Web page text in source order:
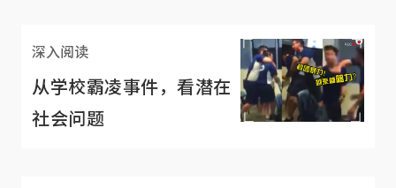
深入阅读
从学校霸凌事件，看潜在
社会问题